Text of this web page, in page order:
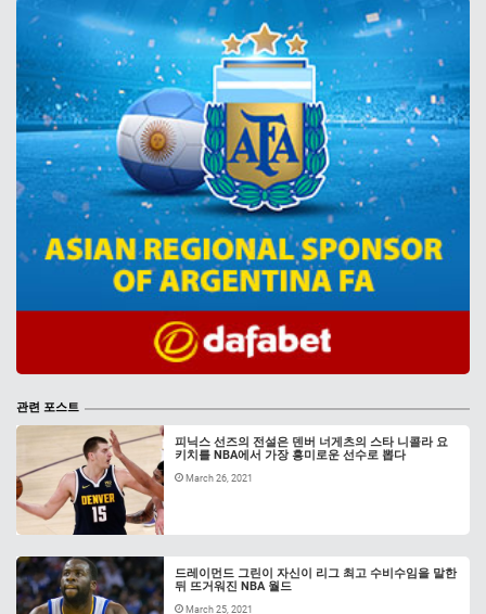
관련 포스트
피닉스 선즈의 전설은 덴버 너게츠의 스타 니콜라 요
키치를 NBA에서 가장 흥미로운 선수로 뽑다
March 26, 2021
드레이먼드 그린이 자신이 리그 최고 수비수임을 말한
뒤 뜨거워진 NBA 월드
March 25, 2021